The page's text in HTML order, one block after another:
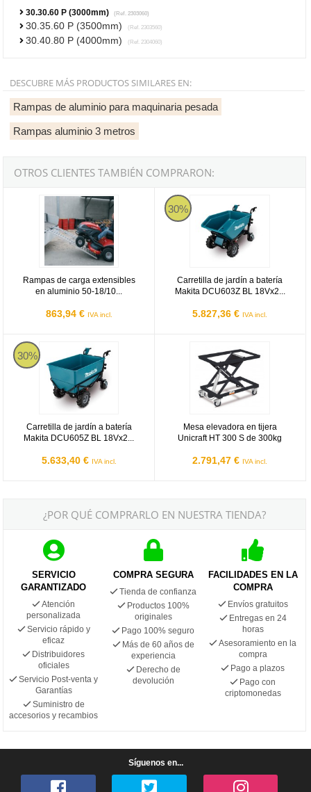
30.30.60 P (3000mm) (Ref. 2303060)
30.35.60 P (3500mm) (Ref. 2303560)
30.40.80 P (4000mm) (Ref. 2304060)
DESCUBRE MÁS PRODUCTOS SIMILARES EN:
Rampas de aluminio para maquinaria pesada
Rampas aluminio 3 metros
OTROS CLIENTES TAMBIÉN COMPRARON:
Rampas de carga extensibles
en aluminio 50-18/10...
863,94 € IVA incl.
Rampas de carga extensibles en aluminio 50-18/10 (1000/1800mm
30%
Carretilla de jardín a batería
Makita DCU603Z BL 18Vx2...
5.827,36 € IVA incl.
Carretilla de jardín a batería
30%
Carretilla de jardín a batería
Makita DCU605Z BL 18Vx2...
5.633,40 € IVA incl.
Makita DCU605Z
Mesa elevadora en tijera
Unicraft HT 300 S de 300kg
2.791,47 € IVA incl.
¿POR QUÉ COMPRARLO EN NUESTRA TIENDA?
SERVICIO
GARANTIZADO
Atención
personalizada
Servicio rápido y
eficaz
Distribuidores
oficiales
Servicio Post-venta y
Garantías
Suministro de
accesorios y recambios
COMPRA SEGURA
Tienda de confianza
Productos 100%
originales
Pago 100% seguro
Más de 60 años de
experiencia
Derecho de
devolución
FACILIDADES EN LA
COMPRA
Envíos gratuitos
Entregas en 24
horas
Asesoramiento en la
compra
Pago a plazos
Pago con
criptomonedas
Síguenos en...